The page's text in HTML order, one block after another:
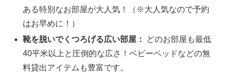
ある特別なお部屋が大人気！（※大人気なので予約
はお早めに！）
靴を脱いでくつろげる広い部屋：
どのお部屋も最低
40平米以上と圧倒的な広さ！ベビーベッドなどの無
料貸出アイテムも豊富です。